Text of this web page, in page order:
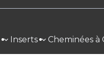
Inserts Cheminées à